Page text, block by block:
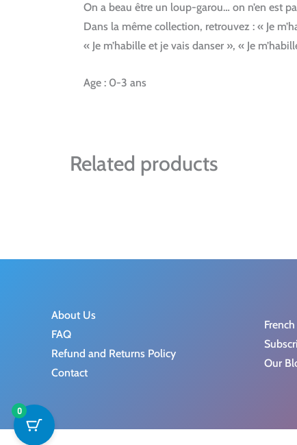
On a beau être un loup-garou… on n’en est
Dans la même collection, retrouvez : « Je
« Je m’habille et je vais danser », « Je
Age : 0-3 ans
Related products
About Us
FAQ
Refund and Returns Policy
Contact
Our
0